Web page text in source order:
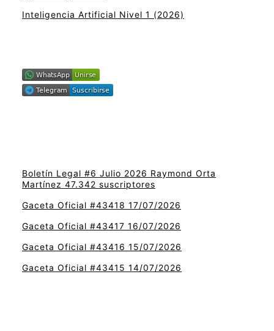
Inteligencia Artificial Nivel 1 (2026)
Boletín Legal #6 Julio 2026 Raymond Orta
Martínez 47.342 suscriptores
Gaceta Oficial #43418 17/07/2026
Gaceta Oficial #43417 16/07/2026
Gaceta Oficial #43416 15/07/2026
Gaceta Oficial #43415 14/07/2026